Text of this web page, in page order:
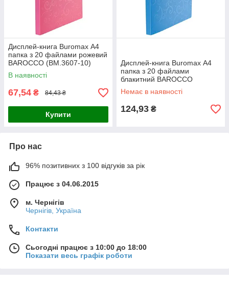
Дисплей-книга Buromax А4
папка з 20 файлами рожевий
BAROCCO (BM.3607-10)
В наявності
67,54 ₴ 84,43 ₴
Купити
Дисплей-книга Buromax А4
папка з 20 файлами
блакитний BAROCCO
(BM.3607-14)
Немає в наявності
124,93 ₴
Про нас
96% позитивних з 100 відгуків за рік
Працює з 04.06.2015
м. Чернігів
Чернігів, Україна
Контакти
Сьогодні працює з 10:00 до 18:00
Показати весь графік роботи